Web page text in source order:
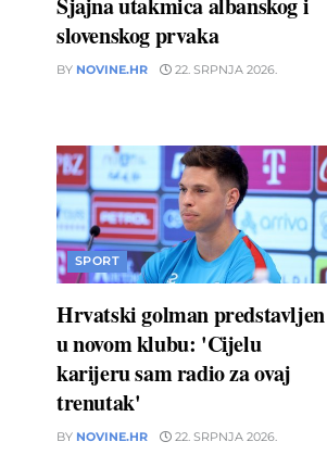
Sjajna utakmica albanskog i
slovenskog prvaka
BY NOVINE.HR 22. SRPNJA 2026.
SPORT
Hrvatski golman predstavljen
u novom klubu: 'Cijelu
karijeru sam radio za ovaj
trenutak'
BY NOVINE.HR 22. SRPNJA 2026.